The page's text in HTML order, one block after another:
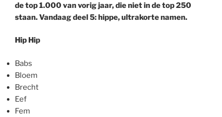
de top 1.000 van vorig jaar, die niet in de top 250
staan. Vandaag deel 5: hippe, ultrakorte namen.
Hip Hip
Babs
Bloem
Brecht
Eef
Fem